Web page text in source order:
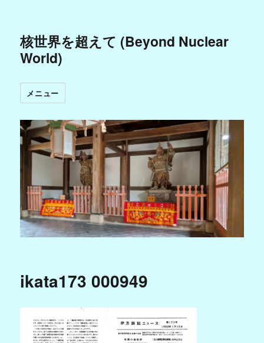
核世界を超えて (Beyond Nuclear
World)
メニュー
ikata173 000949